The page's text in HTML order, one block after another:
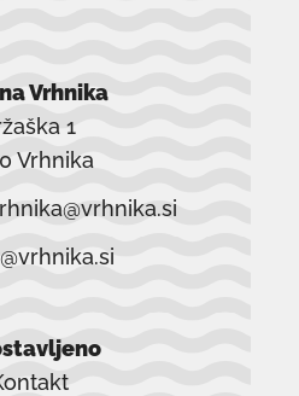
Vrhnika
1
Vrhnika